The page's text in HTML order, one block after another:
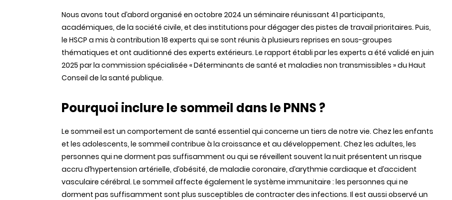
Nous avons tout d’abord organisé en octobre 2024 un séminaire réunissant 41 participants,
académiques, de la société civile, et des institutions pour dégager des pistes de travail prioritaires. Puis,
le HSCP a mis à contribution 18 experts qui se sont réunis à plusieurs reprises en sous-groupes
thématiques et ont auditionné des experts extérieurs. Le rapport établi par les experts a été validé en juin
2025 par la commission spécialisée « Déterminants de santé et maladies non transmissibles » du Haut
Conseil de la santé publique.
Pourquoi inclure le sommeil dans le PNNS ?
Le sommeil est un comportement de santé essentiel qui concerne un tiers de notre vie. Chez les enfants
et les adolescents, le sommeil contribue à la croissance et au développement. Chez les adultes, les
personnes qui ne dorment pas suffisamment ou qui se réveillent souvent la nuit présentent un risque
accru d’hypertension artérielle, d’obésité, de maladie coronaire, d’arythmie cardiaque et d’accident
vasculaire cérébral. Le sommeil affecte également le système immunitaire : les personnes qui ne
dorment pas suffisamment sont plus susceptibles de contracter des infections. Il est aussi observé un